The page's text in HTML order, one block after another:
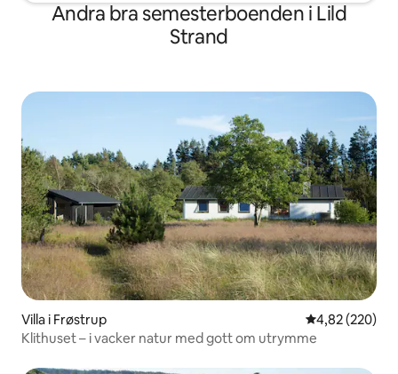
Andra bra semesterboenden i Lild
Strand
Villa i Frøstrup 4,82 av 5 i
4,82 (220)
Klithuset – i vacker natur med gott om utrymme